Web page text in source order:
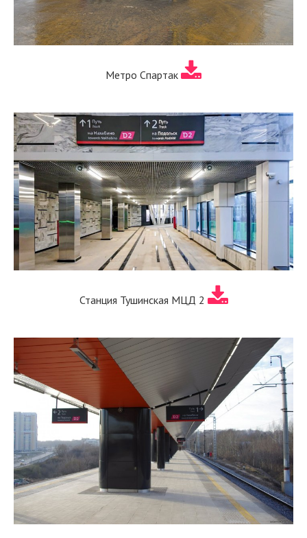
Метро Спартак
Станция Тушинская МЦД 2